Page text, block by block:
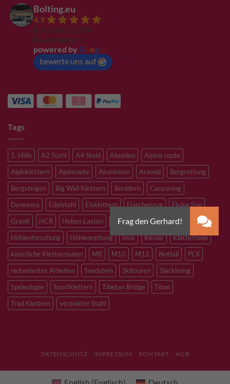
Bolting.eu
4.9
Basierend auf 94
Bewertungen
powered by G ogl
bewerte uns auf
Tags
1. Hilfe A2 Stahl A4 Stahl Abseilen
Alpine route
Alpinklettern
Alpinroute Aluminium Aramid
Bergrettung
Bergsteigen
Big Wall Klettern Bouldern
Canyoning
Dyneema
Edelstahl Eisklettern Flaschenzug
Flying Fox
Granit
HCR Heben Lasten Hochtouren
Höhenarbeiten
Höhlenforschung
Höhlenrettung Inox Kevlar
Kletterhalle
künstliche Kletterrouten
M8 M10 M12 Notfall
PLX
redundantes Arbeiten
Sandstein Skitouren
Slacklining
Speleologie
Sportklettern Tibetan Bridge
Titan
Trad Klettern
verzinkter Stahl
DATENSCHUTZ IMPRESSUM KONTAKT AGB